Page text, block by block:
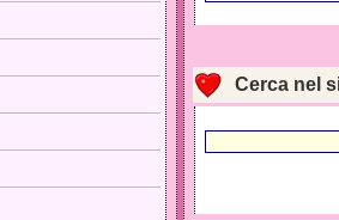
Cerca nel